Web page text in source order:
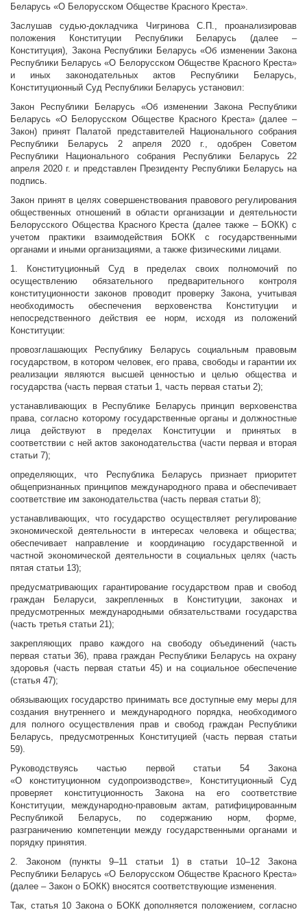
Беларусь «О Белорусском Обществе Красного Креста».
Заслушав судью-докладчика Чигринова С.П., проанализировав
положения Конституции Республики Беларусь (далее –
Конституция), Закона Республики Беларусь «Об изменении Закона
Республики Беларусь «О Белорусском Обществе Красного Креста»
и иных законодательных актов Республики Беларусь,
Конституционный Суд Республики Беларусь установил:
Закон Республики Беларусь «Об изменении Закона Республики
Беларусь «О Белорусском Обществе Красного Креста» (далее –
Закон) принят Палатой представителей Национального собрания
Республики Беларусь 2 апреля 2020 г., одобрен Советом
Республики Национального собрания Республики Беларусь 22
апреля 2020 г. и представлен Президенту Республики Беларусь на
подпись.
Закон принят в целях совершенствования правового регулирования
общественных отношений в области организации и деятельности
Белорусского Общества Красного Креста (далее также – БОКК) с
учетом практики взаимодействия БОКК с государственными
органами и иными организациями, а также физическими лицами.
1. Конституционный Суд в пределах своих полномочий по
осуществлению обязательного предварительного контроля
конституционности законов проводит проверку Закона, учитывая
необходимость обеспечения верховенства Конституции и
непосредственного действия ее норм, исходя из положений
Конституции:
провозглашающих Республику Беларусь социальным правовым
государством, в котором человек, его права, свободы и гарантии их
реализации являются высшей ценностью и целью общества и
государства (часть первая статьи 1, часть первая статьи 2);
устанавливающих в Республике Беларусь принцип верховенства
права, согласно которому государственные органы и должностные
лица действуют в пределах Конституции и принятых в
соответствии с ней актов законодательства (части первая и вторая
статьи 7);
определяющих, что Республика Беларусь признает приоритет
общепризнанных принципов международного права и обеспечивает
соответствие им законодательства (часть первая статьи 8);
устанавливающих, что государство осуществляет регулирование
экономической деятельности в интересах человека и общества;
обеспечивает направление и координацию государственной и
частной экономической деятельности в социальных целях (часть
пятая статьи 13);
предусматривающих гарантирование государством прав и свобод
граждан Беларуси, закрепленных в Конституции, законах и
предусмотренных международными обязательствами государства
(часть третья статьи 21);
закрепляющих право каждого на свободу объединений (часть
первая статьи 36), права граждан Республики Беларусь на охрану
здоровья (часть первая статьи 45) и на социальное обеспечение
(статья 47);
обязывающих государство принимать все доступные ему меры для
создания внутреннего и международного порядка, необходимого
для полного осуществления прав и свобод граждан Республики
Беларусь, предусмотренных Конституцией (часть первая статьи
59).
Руководствуясь частью первой статьи 54 Закона
«О конституционном судопроизводстве», Конституционный Суд
проверяет конституционность Закона на его соответствие
Конституции, международно-правовым актам, ратифицированным
Республикой Беларусь, по содержанию норм, форме,
разграничению компетенции между государственными органами и
порядку принятия.
2. Законом (пункты 9–11 статьи 1) в статьи 10–12 Закона
Республики Беларусь «О Белорусском Обществе Красного Креста»
(далее – Закон о БОКК) вносятся соответствующие изменения.
Так, статья 10 Закона о БОКК дополняется положением, согласно